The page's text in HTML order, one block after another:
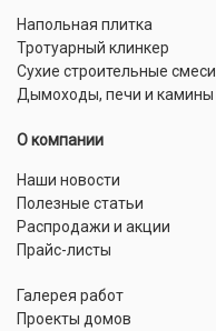
Напольная плитка
Тротуарный клинкер
Сухие строительные смеси
Дымоходы, печи и камины
О компании
Наши новости
Полезные статьи
Распродажи и акции
Прайс-листы
Галерея работ
Проекты домов